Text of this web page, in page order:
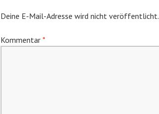
Deine E-Mail-Adresse wird nicht veröffentlicht.
Kommentar *